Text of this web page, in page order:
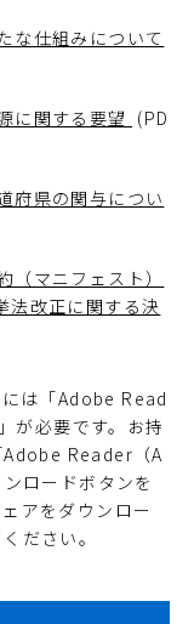
な仕組みについて
に関する要望 (PD
府県の関与につい
マニフェスト）
法改正に関する決
は「Adobe Read
が必要です。お持
Adobe Reader（A
ロードボタンを
アをダウンロー
ださい。